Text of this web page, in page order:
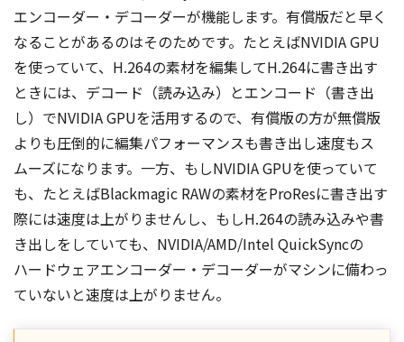
エンコーダー・デコーダーが機能します。有償版だと早く
なることがあるのはそのためです。たとえばNVIDIA GPU
を使っていて、H.264の素材を編集してH.264に書き出す
ときには、デコード（読み込み）とエンコード（書き出
し）でNVIDIA GPUを活用するので、有償版の方が無償版
よりも圧倒的に編集パフォーマンスも書き出し速度もス
ムーズになります。一方、もしNVIDIA GPUを使っていて
も、たとえばBlackmagic RAWの素材をProResに書き出す
際には速度は上がりませんし、もしH.264の読み込みや書
き出しをしていても、NVIDIA/AMD/Intel QuickSyncの
ハードウェアエンコーダー・デコーダーがマシンに備わっ
ていないと速度は上がりません。